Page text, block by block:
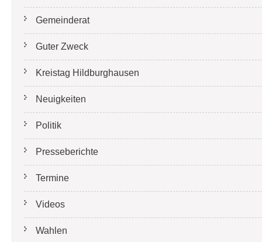
Gemeinderat
Guter Zweck
Kreistag Hildburghausen
Neuigkeiten
Politik
Presseberichte
Termine
Videos
Wahlen